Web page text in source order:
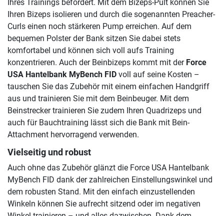
Ihres Trainings befördert. Mit dem Bizeps-Pult können Sie
Ihren Bizeps isolieren und durch die sogenannten Preacher-
Curls einen noch stärkeren Pump erreichen. Auf dem
bequemen Polster der Bank sitzen Sie dabei stets
komfortabel und können sich voll aufs Training
konzentrieren. Auch der Beinbizeps kommt mit der Force
USA Hantelbank MyBench FID voll auf seine Kosten –
tauschen Sie das Zubehör mit einem einfachen Handgriff
aus und trainieren Sie mit dem Beinbeuger. Mit dem
Beinstrecker trainieren Sie zudem Ihren Quadrizeps und
auch für Bauchtraining lässt sich die Bank mit Bein-
Attachment hervorragend verwenden.
Vielseitig und robust
Auch ohne das Zubehör glänzt die Force USA Hantelbank
MyBench FID dank der zahlreichen Einstellungswinkel und
dem robusten Stand. Mit den einfach einzustellenden
Winkeln können Sie aufrecht sitzend oder im negativen